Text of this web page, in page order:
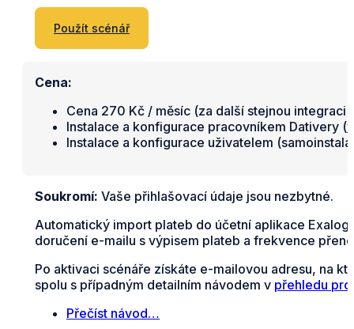
Použít scénář
Cena:
Cena 270 Kč / měsíc (za další stejnou integraci
Instalace a konfigurace pracovníkem Dativery (
Instalace a konfigurace uživatelem
Soukromí: Vaše přihlašovací údaje jsou nezbytné.
Automatický import plateb do účetní aplikace
doručení e-mailu s výpisem plateb a frekvence
Po aktivaci scénáře získáte e-mailovou adresu, na
spolu s případným detailním návodem v přehledu
Přečíst návod…